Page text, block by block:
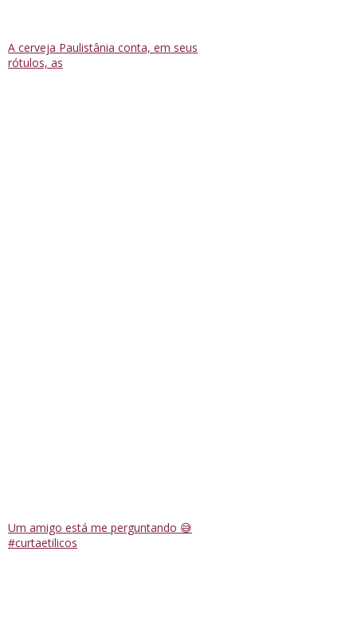
A cerveja Paulistânia conta, em seus
rótulos, as
Um amigo está me perguntando 😅
#curtaetilicos